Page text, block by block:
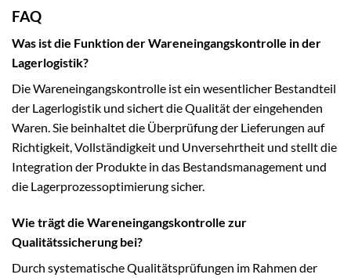
FAQ
Was ist die Funktion der Wareneingangskontrolle in der
Lagerlogistik?
Die Wareneingangskontrolle ist ein wesentlicher Bestandteil
der Lagerlogistik und sichert die Qualität der eingehenden
Waren. Sie beinhaltet die Überprüfung der Lieferungen auf
Richtigkeit, Vollständigkeit und Unversehrtheit und stellt die
Integration der Produkte in das Bestandsmanagement und
die Lagerprozessoptimierung sicher.
Wie trägt die Wareneingangskontrolle zur
Qualitätssicherung bei?
Durch systematische Qualitätsprüfungen im Rahmen der